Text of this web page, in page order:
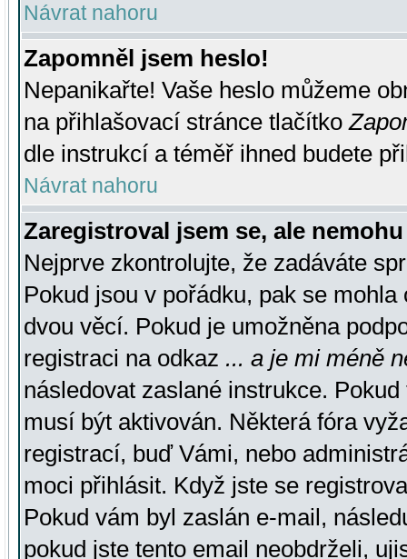
Návrat nahoru
Zapomněl jsem heslo!
Nepanikařte! Vaše heslo můžeme
na přihlašovací stránce tlačítko
dle instrukcí a téměř ihned budete
Návrat nahoru
Zaregistroval jsem se, ale
Nejprve zkontrolujte, že zadáváte
Pokud jsou v pořádku, pak se
dvou věcí. Pokud je umožněna
registraci na odkaz ... a je mi méně
následovat zaslané instrukce.
musí být aktivován. Některá fóra
registrací, buď Vámi, nebo
moci přihlásit. Když jste se
Pokud vám byl zaslán e-mail,
pokud jste tento email neobdrželi,